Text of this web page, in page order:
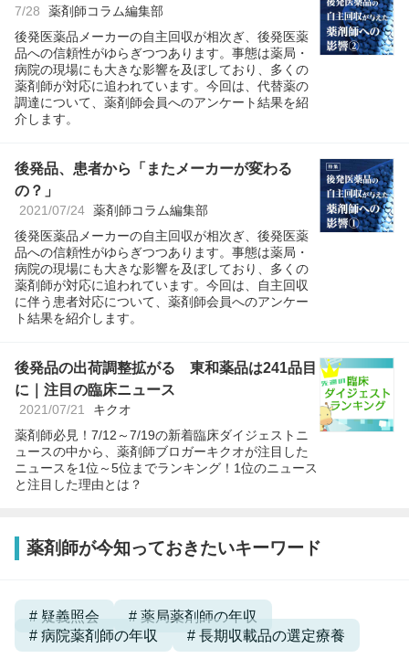
7/28
薬剤師コラム編集部
後発医薬品メーカーの自主回収が相次ぎ、後発医薬
品への信頼性がゆらぎつつあります。事態は薬局・
病院の現場にも大きな影響を及ぼしており、多くの
薬剤師が対応に追われています。今回は、代替薬の
調達について、薬剤師会員へのアンケート結果を紹
介します。
後発品、患者から「またメーカーが変わる
の？」
2021/07/24 薬剤師コラム編集部
後発医薬品メーカーの自主回収が相次ぎ、後発医薬
品への信頼性がゆらぎつつあります。事態は薬局・
病院の現場にも大きな影響を及ぼしており、多くの
薬剤師が対応に追われています。今回は、自主回収
に伴う患者対応について、薬剤師会員へのアンケー
ト結果を紹介します。
後発品の出荷調整拡がる 東和薬品は241品目
に｜注目の臨床ニュース
2021/07/21 キクオ
薬剤師必見！7/12～7/19の新着臨床ダイジェストニ
ュースの中から、薬剤師ブロガーキクオが注目した
ニュースを1位～5位までランキング！1位のニュース
と注目した理由とは？
薬剤師が今知っておきたいキーワード
疑義照会
薬局薬剤師の年収
病院薬剤師の年収
長期収載品の選定療養